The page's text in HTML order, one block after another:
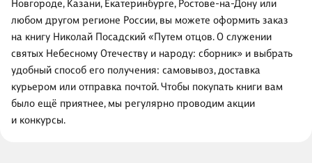
Новгороде, Казани, Екатеринбурге, Ростове-на-Дону или
любом другом регионе России, вы можете оформить заказ
на книгу Николай Посадский «Путем отцов. О служении
святых Небесному Отечеству и народу: сборник» и выбрать
удобный способ его получения: самовывоз, доставка
курьером или отправка почтой. Чтобы покупать книги вам
было ещё приятнее, мы регулярно проводим акции
и конкурсы.